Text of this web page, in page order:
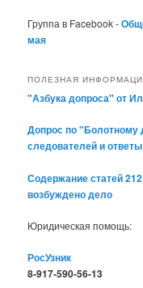
Группа в Facebook -
мая
ПОЛЕЗНАЯ
"Азбука допроса" от
Допрос по
следователей и
Содержание статей
возбуждено дело
Юридическая помощь:
РосУзник
8-917-590-56-13